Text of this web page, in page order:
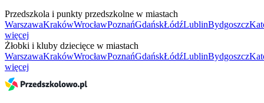
Przedszkola i punkty przedszkolne w miastach
WarszawaKrakówWrocławPoznańGdańskŁódźLublinBydgoszcz
więcej
Żłobki i kluby dziecięce w miastach
WarszawaKrakówWrocławPoznańGdańskŁódźLublinBydgoszcz
więcej